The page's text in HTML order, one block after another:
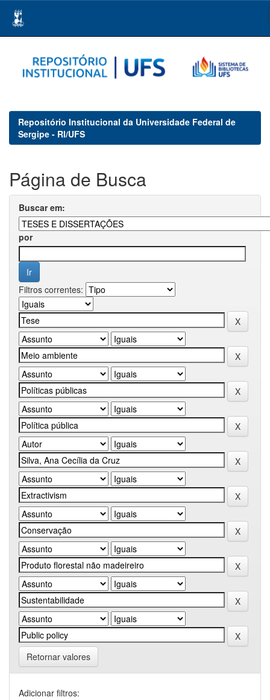
navigation
Repositório Institucional da Universidade Federal de
Sergipe - RI/UFS
Página de Busca
Buscar em:
por
Filtros correntes:
Retornar valores
Adicionar filtros: